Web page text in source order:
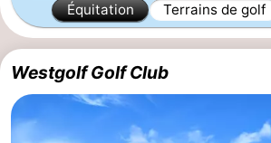
Holiday
Zeebrugge
-
Blankenberge
d'hôtes
Chaumières
Équitation
Terrains de golf
Westgolf Golf Club